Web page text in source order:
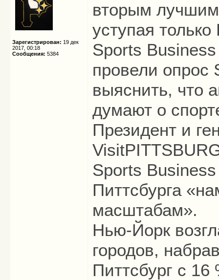
Зарегистрирован: 19 дек
2017, 00:18
Сообщения: 5384
вторым
уступая
Sports
провели опрос
выяснить, что
думают о
Президент и
Sports Business
Питтсбурга
масштабам».
Нью-Йорк
городов,
Питтсбург с 16